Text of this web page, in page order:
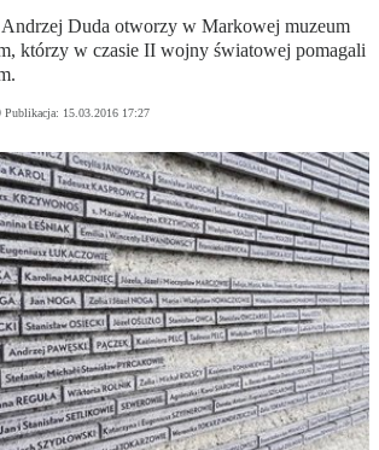
Andrzej Duda otworzy w Markowej muzeum
którzy w czasie II wojny światowej pomagali
Publikacja: 15.03.2016 17:27